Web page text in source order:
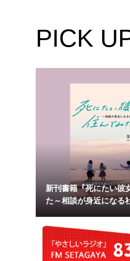
PICK
新刊書籍『死にたい彼
た～相談が身近になる